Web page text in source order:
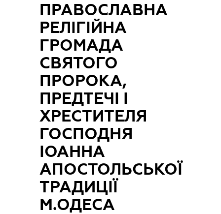
ПРАВОСЛАВНА
РЕЛІГІЙНА
ГРОМАДА
СВЯТОГО
ПРОРОКА,
ПРЕДТЕЧІ І
ХРЕСТИТЕЛЯ
ГОСПОДНЯ
ІОАННА
АПОСТОЛЬСЬКОЇ
ТРАДИЦІЇ
М.ОДЕСА